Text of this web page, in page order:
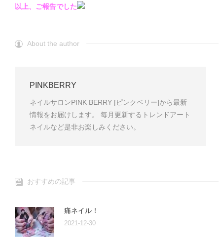
以上、ご報告でした
About the author
PINKBERRY
ネイルサロンPINK BERRY [ピンクベリー]から最新
情報をお届けします。 毎月更新するトレンドアート
ネイルなど是非お楽しみください。
おすすめの記事
痛ネイル！
2021-12-30